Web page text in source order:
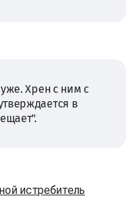
Хрен с ним с
в
истребитель